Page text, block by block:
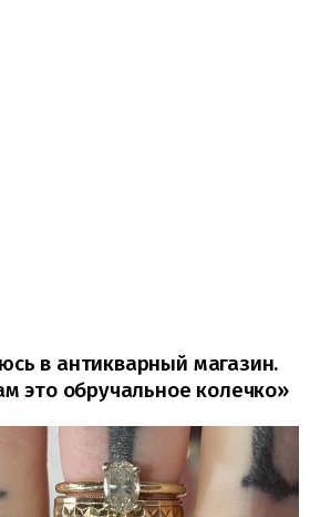
в антикварный магазин.
это обручальное колечко»